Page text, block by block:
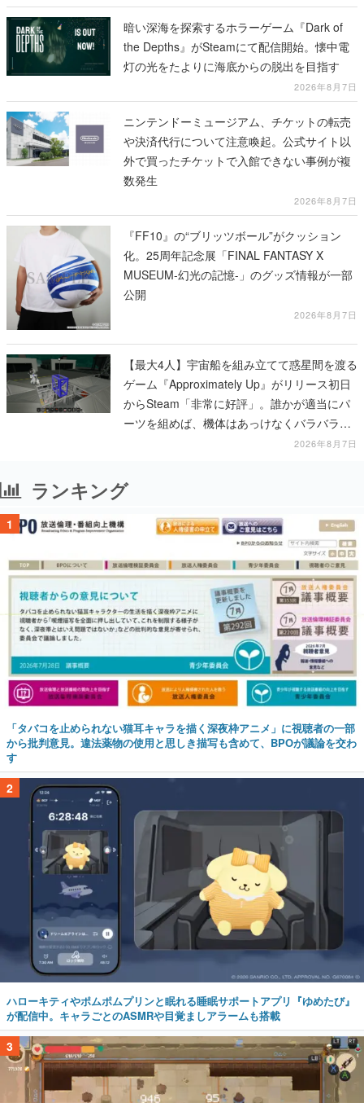
暗い深海を探索するホラーゲーム『Dark of
the Depths』がSteamにて配信開始。懐中電
灯の光をたよりに海底からの脱出を目指す
2026年8月7日
ニンテンドーミュージアム、チケットの転売
や決済代行について注意喚起。公式サイト以
外で買ったチケットで入館できない事例が複
数発生
2026年8月7日
『FF10』の“ブリッツボール”がクッション
化。25周年記念展「FINAL FANTASY X
MUSEUM-幻光の記憶-」のグッズ情報が一部
公開
2026年8月7日
【最大4人】宇宙船を組み立てて惑星間を渡る
ゲーム『Approximately Up』がリリース初日
からSteam「非常に好評」。誰かが適当にパ
ーツを組めば、機体はあっけなくバラバラに
2026年8月7日
ランキング
1
「タバコを止められない猫耳キャラを描く深夜枠アニメ」に視聴者の一部
から批判意見。違法薬物の使用と思しき描写も含めて、BPOが議論を交わ
す
2
ハローキティやポムポムプリンと眠れる睡眠サポートアプリ『ゆめたび』
が配信中。キャラごとのASMRや目覚ましアラームも搭載
3